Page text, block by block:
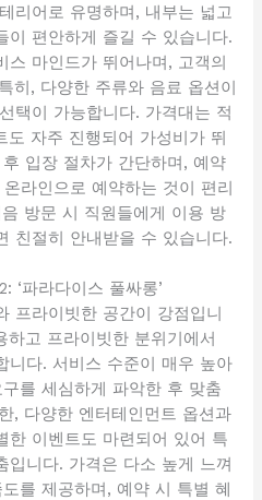
리어로 유명하며, 내부는 넓고
이 편안하게 즐길 수 있습니다.
스 마인드가 뛰어나며, 고객의
히, 다양한 주류와 음료 옵션이
택이 가능합니다. 가격대는 적
도 자주 진행되어 가성비가 뛰
입장 절차가 간단하며, 예약
라인으로 예약하는 것이 편리
방문 시 직원들에게 이용 방
친절히 안내받을 수 있습니다.
‘파라다이스 풀싸롱’
프라이빗한 공간이 강점입니
고 프라이빗한 분위기에서
니다. 서비스 수준이 매우 높아
를 세심하게 파악한 후 맞춤
, 다양한 엔터테인먼트 옵션과
한 이벤트도 마련되어 있어 특
입니다. 가격은 다소 높게 느껴
를 제공하며, 예약 시 특별 혜